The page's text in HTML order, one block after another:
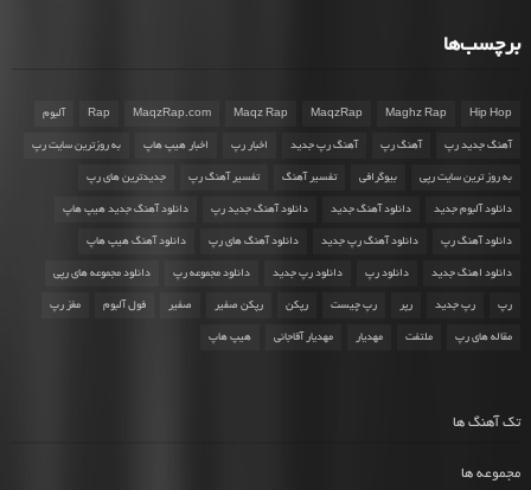
برچسب‌ها
Hip Hop
Maghz Rap
MaqzRap
Maqz Rap
MaqzRap.com
Rap آلبوم
آهنگ جدید رپ آهنگ رپ آهنگ رپ جدید اخبار رپ اخبار هیپ هاپ به روزترین سایت رپ
به روز ترین سایت رپی بیوگرافی تفسیر آهنگ تفسیر آهنگ رپ جدیدترین های رپ
دانلود آلبوم جدید دانلود آهنگ جدید دانلود آهنگ جدید رپ دانلود آهنگ جدید هیپ هاپ
دانلود آهنگ رپ دانلود آهنگ رپ جدید دانلود آهنگ های رپ دانلود آهنگ هیپ هاپ
دانلود اهنگ جدید دانلود رپ دانلود رپ جدید دانلود مجموعه رپ دانلود مجموعه های رپی
رپ رپ جدید رپر رپ چیست رپکن رپکن صفیر صفیر فول آلبوم مغز رپ
مقاله های رپ ملتفت مهدیار مهدیار آقاجانی هیپ هاپ
تک آهنگ ها
مجموعه ها